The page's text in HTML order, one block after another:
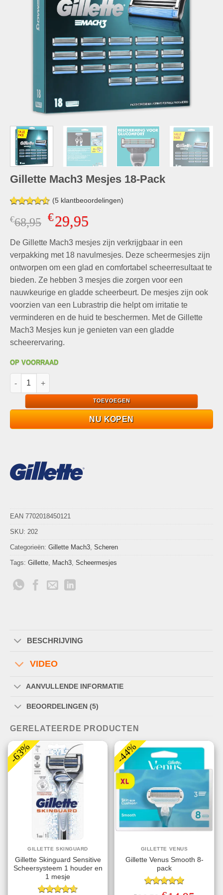
Gillette Mach3 Mesjes 18-Pack
Gewaardeerd
4.50op 5
gebaseerd
waarderingen
(5klantbeoordelingen)
€68,95 Oorspronkelijke
was:
€68,95.
€29,95Huidige
is:
€29,95.
De Gillette Mach3 mesjes zijn verkrijgbaar in een
verpakking met 18 navulmesjes. Deze scheermesjes zijn
ontworpen om een glad en comfortabel scheerresultaat te
bieden. Ze hebben 3 mesjes die zorgen voor een
nauwkeurige en gladde scheerbeurt. De mesjes zijn ook
voorzien van een Lubrastrip die helpt om irritatie te
verminderen en de huid te beschermen. Met de Gillette
Mach3 Mesjes kun je genieten van een gladde
scheerervaring.
OP VOORRAAD
Gillette Mach3 Mesjes 18-Pack aantal
TOEVOEGEN
NU KOPEN
EAN 7702018450121
SKU: 202
Categorieën: Gillette Mach3 Scheren
Tags: Gillette Mach3 Scheermesjes
BESCHRIJVING
VIDEO
AANVULLENDE INFORMATIE
BEOORDELINGEN (5)
GERELATEERDE PRODUCTEN
-63%
GILLETTE SKINGUARD
Gillette Skinguard Sensitive
Scheersysteem 1 houder en
1 mesje
-44%
GILLETTE VENUS
Gillette Venus Smooth 8-
pack
Gewaardeerd